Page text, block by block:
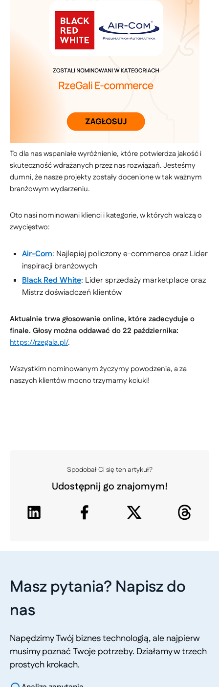
To dla nas wspaniałe wyróżnienie, które potwierdza jakość i
skuteczność wdrażanych przez nas rozwiązań. Jesteśmy
dumni, że nasze projekty zostały docenione w tak ważnym
branżowym wydarzeniu.
Oto nasi nominowani klienci i kategorie, w których walczą o
zwycięstwo:
Air-Com: Najlepiej policzony e-commerce oraz Lider
inspiracji branżowych
Black Red White: Lider sprzedaży marketplace oraz
Mistrz doświadczeń klientów
Aktualnie trwa głosowanie online, które zadecyduje o
finale. Głosy można oddawać do 22 października:
https://rzegala.pl/.
Wszystkim nominowanym życzymy powodzenia, a za
naszych klientów mocno trzymamy kciuki!
Spodobał Ci się ten artykuł?
Udostępnij go znajomym!
Masz pytania? Napisz do
nas
Napędzimy Twój biznes technologią, ale najpierw
musimy poznać Twoje potrzeby. Działamy w trzech
prostych krokach.